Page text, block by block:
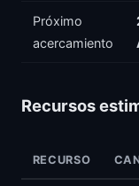
Próximo
acercamiento
Recursos
RECURSO